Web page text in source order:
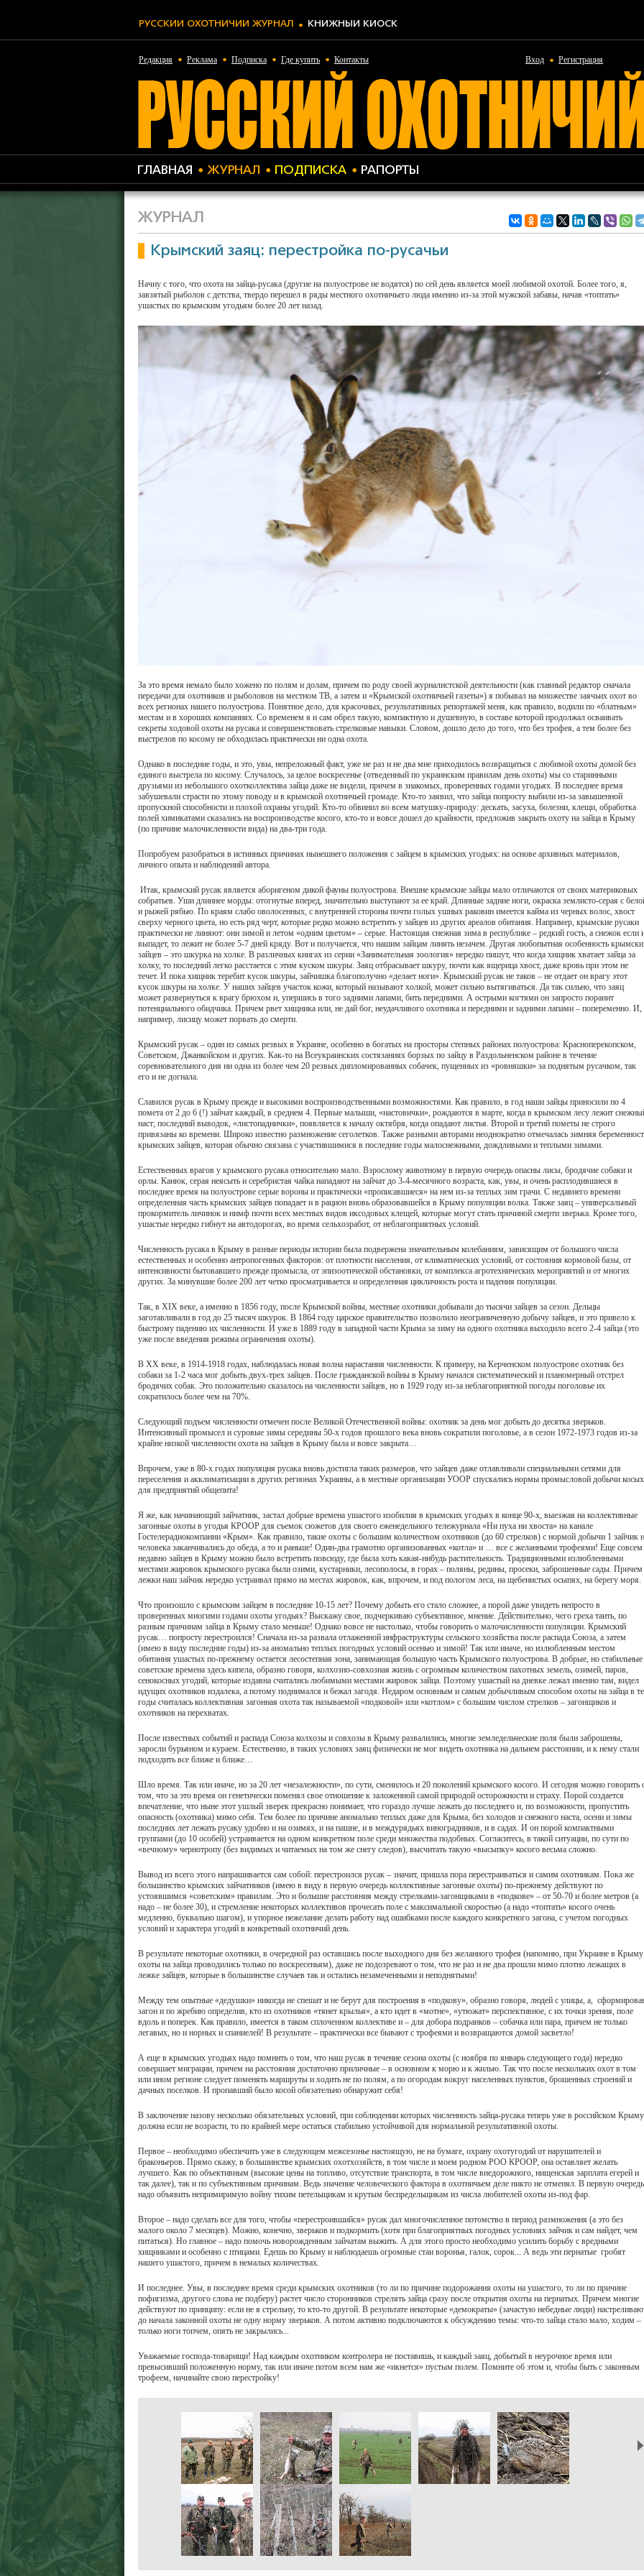
РУССКИЙ ОХОТНИЧИЙ ЖУРНАЛ КНИЖНЫЙ КИОСК
Вход Регистрация
Редакция Реклама Подписка Где купить Контакты
ГЛАВНАЯ ЖУРНАЛ ПОДПИСКА РАПОРТЫ
ЖУРНАЛ
Крымский заяц: перестройка по-русачьи
Начну с того, что охота на зайца-русака (другие на полуострове не водятся) по сей день является моей любимой охотой. Более того, я,
завзятый рыболов с детства, твердо перешел в ряды местного охотничьего люда именно из-за этой мужской забавы, начав «топтать»
ушастых по крымским угодьям более 20 лет назад.
За это время немало было хожено по полям и долам, причем по роду своей журналистской деятельности (как главный редактор сначала
передачи для охотников и рыболовов на местном ТВ, а затем и «Крымской охотничьей газеты») я побывал на множестве заячьих охот во
всех регионах нашего полуострова. Понятное дело, для красочных, результативных репортажей меня, как правило, водили по «блатным»
местам и в хороших компаниях. Со временем я и сам обрел такую, компактную и душевную, в составе которой продолжал осваивать
секреты ходовой охоты на русака и совершенствовать стрелковые навыки. Словом, дошло дело до того, что без трофея, а тем более без
выстрелов по косому не обходилась практически ни одна охота.
Однако в последние годы, и это, увы, непреложный факт, уже не раз и не два мне приходилось возвращаться с любимой охоты домой без
единого выстрела по косому. Случалось, за целое воскресенье (отведенный по украинским правилам день охоты) мы со старинными
друзьями из небольшого охотколлектива зайца даже не видели, причем в знакомых, проверенных годами угодьях. В последнее время
забушевали страсти по этому поводу и в крымской охотничьей громаде. Кто-то заявил, что зайца попросту выбили из-за завышенной
пропускной способности и плохой охраны угодий. Кто-то обвинил во всем матушку-природу: дескать, засуха, болезни, клещи, обработка
полей химикатами сказались на воспроизводстве косого, кто-то и вовсе дошел до крайности, предложив закрыть охоту на зайца в Крыму
(по причине малочисленности вида) на два-три года.
Попробуем разобраться в истинных причинах нынешнего положения с зайцем в крымских угодьях: на основе архивных материалов,
личного опыта и наблюдений автора.
Итак, крымский русак является аборигеном дикой фауны полуострова. Внешне крымские зайцы мало отличаются от своих материковых
собратьев. Уши длиннее морды: отогнутые вперед, значительно выступают за ее край. Длинные задние ноги, окраска землисто-серая с
и рыжей рябью. По краям слабо оволосенных, с внутренней стороны почти голых ушных раковин имеется кайма из черных волос, хвост
сверху черного цвета, но есть ряд черт, которые редко можно встретить у зайцев из других ареалов обитания. Например, крымские русаки
практически не линяют: они зимой и летом «одним цветом» – серые. Настоящая снежная зима в республике – редкий гость, а снежок если
выпадет, то лежит не более 5-7 дней кряду. Вот и получается, что нашим зайцам линять незачем. Другая любопытная особенность
зайцев – это шкурка на холке. В различных книгах из серии «Занимательная зоология» нередко пишут, что когда хищник хватает зайца за
холку, то последний легко расстается с этим куском шкуры. Заяц отбрасывает шкуру, почти как ящерица хвост, даже кровь при этом не
течет. И пока хищник теребит кусок шкуры, зайчишка благополучно «делает ноги». Крымский русак не таков – не отдает он врагу этот
кусок шкуры на холке. У наших зайцев участок кожи, который называют холкой, может сильно вытягиваться. Да так сильно, что заяц
может развернуться к врагу брюхом и, упершись в того задними лапами, бить передними. А острыми когтями он запросто поранит
потенциального обидчика. Причем рвет хищника или, не дай бог, неудачливого охотника и передними и задними лапами – попеременно. И,
например, лисицу может порвать до смерти.
Крымский русак – один из самых резвых в Украине, особенно в богатых на просторы степных районах полуострова: Красноперекопском,
Советском, Джанкойском и других. Как-то на Всеукраинских состязаниях борзых по зайцу в Раздольненском районе в течение
соревновательного дня ни одна из более чем 20 резвых дипломированных собачек, пущенных из «ровняшки» за поднятым русачком, так
его и не догнала.
Славился русак в Крыму прежде и высокими воспроизводственными возможностями. Как правило, в год наши зайцы приносили по 4
помета от 2 до 6 (!) зайчат каждый, в среднем 4. Первые малыши, «настовички», рождаются в марте, когда в крымском лесу лежит
наст; последний выводок, «листопаднички», появляется к началу октября, когда опадают листья. Второй и третий пометы не строго
привязаны ко времени. Широко известно размножение сеголетков. Также разными авторами неоднократно отмечалась зимняя
крымских зайцев, которая обычно связана с участившимися в последние годы малоснежными, дождливыми и теплыми зимами.
Естественных врагов у крымского русака относительно мало. Взрослому животному в первую очередь опасны лисы, бродячие собаки и
орлы. Канюк, серая неясыть и серебристая чайка нападают на зайчат до 3-4-месячного возраста, как, увы, и очень расплодившиеся в
последнее время на полуострове серые вороны и практически «прописавшиеся» на нем из-за теплых зим грачи. С недавнего времени
определенная часть крымских зайцев попадает и в рацион вновь образовавшейся в Крыму популяции волка. Также заяц – универсальный
прокормитель личинок и нимф почти всех местных видов иксодовых клещей, которые могут стать причиной смерти зверька. Кроме того,
ушастые нередко гибнут на автодорогах, во время сельхозработ, от неблагоприятных условий.
Численность русака в Крыму в разные периоды истории была подвержена значительным колебаниям, зависящим от большого числа
естественных и особенно антропогенных факторов: от плотности населения, от климатических условий, от состояния кормовой базы, от
интенсивности бытовавшего прежде промысла, от эпизоотической обстановки, от комплекса агротехнических мероприятий и от многих
других. За минувшие более 200 лет четко просматривается и определенная цикличность роста и падения популяции.
Так, в XIX веке, а именно в 1856 году, после Крымской войны, местные охотники добывали до тысячи зайцев за сезон. Дельцы
заготавливали в год до 25 тысяч шкурок. В 1864 году царское правительство позволило неограниченную добычу зайцев, и это привело к
быстрому падению их численности. И уже в 1889 году в западной части Крыма за зиму на одного охотника выходило всего 2-4 зайца (это
уже после введения режима ограничения охоты).
В XX веке, в 1914-1918 годах, наблюдалась новая волна нарастания численности. К примеру, на Керченском полуострове охотник без
собаки за 1-2 часа мог добыть двух-трех зайцев. После гражданской войны в Крыму начался систематический и планомерный отстрел
бродячих собак. Это положительно сказалось на численности зайцев, но в 1929 году из-за неблагоприятной погоды поголовье их
сократилось более чем на 70%.
Следующий подъем численности отмечен после Великой Отечественной войны: охотник за день мог добыть до десятка зверьков.
Интенсивный промысел и суровые зимы середины 50-х годов прошлого века вновь сократили поголовье, а в сезон 1972-1973 годов из-за
крайне низкой численности охота на зайцев в Крыму была и вовсе закрыта…
Впрочем, уже в 80-х годах популяция русака вновь достигла таких размеров, что зайцев даже отлавливали специальными сетями для
переселения и акклиматизации в других регионах Украины, а в местные организации УООР спускались нормы промысловой добычи косых
для предприятий общепита!
Я же, как начинающий зайчатник, застал добрые времена ушастого изобилия в крымских угодьях в конце 90-х, выезжая на коллективные
загонные охоты в угодья КРООР для съемок сюжетов для своего еженедельного тележурнала «Ни пуха ни хвоста» на канале
Гостелерадиокомпании «Крым». Как правило, такие охоты с большим количеством охотников (до 60 стрелков) с нормой добычи 1 зайчик
человека заканчивались до обеда, а то и раньше! Один-два грамотно организованных «котла» и … все с желанными трофеями! Еще совсем
недавно зайцев в Крыму можно было встретить повсюду, где была хоть какая-нибудь растительность. Традиционными излюбленными
местами жировок крымского русака были озими, кустарники, лесополосы, в горах – поляны, редины, просеки, заброшенные сады. Причем
лежки наш зайчик нередко устраивал прямо на местах жировок, как, впрочем, и под пологом леса, на щебенистых осыпях, на берегу моря.
Что произошло с крымским зайцем в последние 10-15 лет? Почему добыть его стало сложнее, а порой даже увидеть непросто в
проверенных многими годами охоты угодьях? Выскажу свое, подчеркиваю субъективное, мнение. Действительно, чего греха таить, по
разным причинам зайца в Крыму стало меньше! Однако вовсе не настолько, чтобы говорить о малочисленности популяции. Крымский
русак… попросту перестроился! Сначала из-за развала отлаженной инфраструктуры сельского хозяйства после распада Союза, а затем
(имею в виду последние годы) из-за аномально теплых погодных условий осенью и зимой! Так или иначе, но излюбленным местом
обитания ушастых по-прежнему остается лесостепная зона, занимающая большую часть Крымского полуострова. В добрые, но стабильные
советские времена здесь кипела, образно говоря, колхозно-совхозная жизнь с огромным количеством пахотных земель, озимей, паров,
сенокосных угодий, которые издавна считались любимыми местами жировок зайца. Поэтому ушастый на дневке лежал именно там, видел
идущих охотников издалека, а потому поднимался и бежал загодя. Недаром основным и самым добычливым способом охоты на зайца в те
годы считалась коллективная загонная охота так называемой «подковой» или «котлом» с большим числом стрелков – загонщиков и
охотников на перехватах.
После известных событий и распада Союза колхозы и совхозы в Крыму развалились, многие земледельческие поля были заброшены,
заросли бурьяном и кураем. Естественно, в таких условиях заяц физически не мог видеть охотника на дальнем расстоянии, и к нему стали
подходить все ближе и ближе…
Шло время. Так или иначе, но за 20 лет «незалежности», по сути, сменилось и 20 поколений крымского косого. И сегодня можно говорить
том, что за это время он генетически поменял свое отношение к заложенной самой природой осторожности и страху. Порой создается
впечатление, что ныне этот ушлый зверек прекрасно понимает, что гораздо лучше лежать до последнего и, по возможности, пропустить
опасность (охотника) мимо себя. Тем более по причине аномально теплых даже для Крыма, без холодов и снежного наста, осени и зимы
последних лет лежать русаку удобно и на озимях, и на пашне, и в междурядьях виноградников, и в садах. И он порой компактными
группами (до 10 особей) устраивается на одном конкретном поле среди множества подобных. Согласитесь, в такой ситуации, по сути по
«вечному» чернотропу (без видимых и читаемых на том же снегу следов), высчитать такую «высыпку» косого весьма сложно.
Вывод из всего этого напрашивается сам собой: перестроился русак – значит, пришла пора перестраиваться и самим охотникам. Пока же
большинство крымских зайчатников (имею в виду в первую очередь коллективные загонные охоты) по-прежнему действуют по
устоявшимся «советским» правилам. Это и большие расстояния между стрелками-загонщиками в «подкове» – от 50-70 и более метров (а
надо – не более 30), и стремление некоторых коллективов прочесать поле с максимальной скоростью (а надо «топтать» косого очень
медленно, буквально шагом), и упорное нежелание делать работу над ошибками после каждого конкретного загона, с учетом погодных
условий и характера угодий в конкретный охотничий день.
В результате некоторые охотники, в очередной раз оставшись после выходного дня без желанного трофея (напомню, при Украине в Крыму
охоты на зайца проводились только по воскресеньям), даже не подозревают о том, что не раз и не два прошли мимо плотно лежащих в
лежке зайцев, которые в большинстве случаев так и остались незамеченными и неподнятыми!
Между тем опытные «дедушки» никогда не спешат и не берут для построения в «подкову», образно говоря, людей с улицы, а,
загон и по жребию определив, кто из охотников «тянет крылья», а кто идет в «мотне», «утюжат» перспективное, с их точки зрения, поле
вдоль и поперек. Как правило, имеется в таком сплоченном коллективе и – для добора подранков – собачка или пара, причем не только
легавых, но и норных и спаниелей! В результате – практически все бывают с трофеями и возвращаются домой засветло!
А еще в крымских угодьях надо помнить о том, что наш русак в течение сезона охоты (с ноября по январь следующего года) нередко
совершает миграции, причем на расстояния достаточно приличные – в основном к морю и к жилью. Так что после нескольких охот в том
или ином регионе следует поменять маршруты и ходить не по полям, а по огородам вокруг населенных пунктов, брошенных строений и
дачных поселков. И пропавший было косой обязательно обнаружит себя!
В заключение назову несколько обязательных условий, при соблюдении которых численность зайца-русака теперь уже в российском Крыму
должна если не возрасти, то по крайней мере остаться стабильно устойчивой для нормальной результативной охоты.
Первое – необходимо обеспечить уже в следующем межсезонье настоящую, не на бумаге, охрану охотугодий от нарушителей и
браконьеров. Прямо скажу, в большинстве крымских охотхозяйств, в том числе и моем родном РОО КРООР, она оставляет желать
лучшего. Как по объективным (высокие цены на топливо, отсутствие транспорта, в том числе внедорожного, нищенская зарплата егерей и
так далее), так и по субъективным причинам. Ведь значение человеческого фактора в охотничьем деле никто не отменял. В первую очередь
надо объявить непримиримую войну тихим петельщикам и крутым беспредельщикам из числа любителей охоты из-под фар.
Второе – надо сделать все для того, чтобы «перестроившийся» русак дал многочисленное потомство в период размножения (а это без
малого около 7 месяцев). Можно, конечно, зверьков и подкормить (хотя при благоприятных погодных условиях зайчик и сам найдет, чем
питаться). Но главное – надо помочь новорожденным зайчатам выжить. А для этого просто необходимо усилить борьбу с вредными
хищниками и особенно с птицами. Едешь по Крыму и наблюдаешь огромные стаи воронья, галок, сорок... А ведь эти пернатые гробят
нашего ушастого, причем в немалых количествах.
И последнее. Увы, в последнее время среди крымских охотников (то ли по причине подорожания охоты на ушастого, то ли по причине
пофигизма, другого слова не подберу) растет число сторонников стрелять зайца сразу после открытия охоты на пернатых. Причем многие
действуют по принципу: если не я стрельну, то кто-то другой. В результате некоторые «демократы» (зачастую небедные люди)
до начала законной охоты не одну норму зверьков. А потом активно подключаются к обсуждению темы: что-то зайца стало мало, ходим –
только ноги топчем, опять не закрылись...
Уважаемые господа-товарищи! Над каждым охотником контролера не поставишь, и каждый заяц, добытый в неурочное время или
превысивший положенную норму, так или иначе потом всем нам же «икнется» пустым полем. Помните об этом и, чтобы быть с законным
трофеем, начинайте свою перестройку!